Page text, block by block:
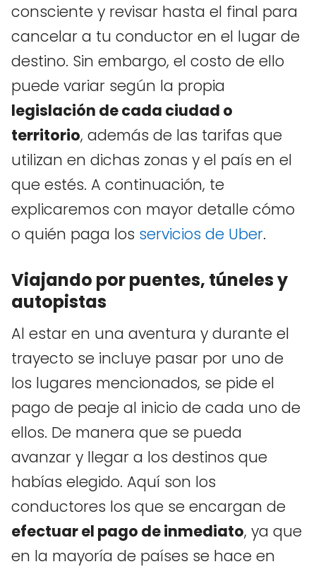
consciente y revisar hasta el final para
cancelar a tu conductor en el lugar de
destino. Sin embargo, el costo de ello
puede variar según la propia
legislación de cada ciudad o
territorio, además de las tarifas que
utilizan en dichas zonas y el país en el
que estés. A continuación, te
explicaremos con mayor detalle cómo
o quién paga los servicios de Uber.
Viajando por puentes, túneles y
autopistas
Al estar en una aventura y durante el
trayecto se incluye pasar por uno de
los lugares mencionados, se pide el
pago de peaje al inicio de cada uno de
ellos. De manera que se pueda
avanzar y llegar a los destinos que
habías elegido. Aquí son los
conductores los que se encargan de
efectuar el pago de inmediato, ya que
en la mayoría de países se hace en